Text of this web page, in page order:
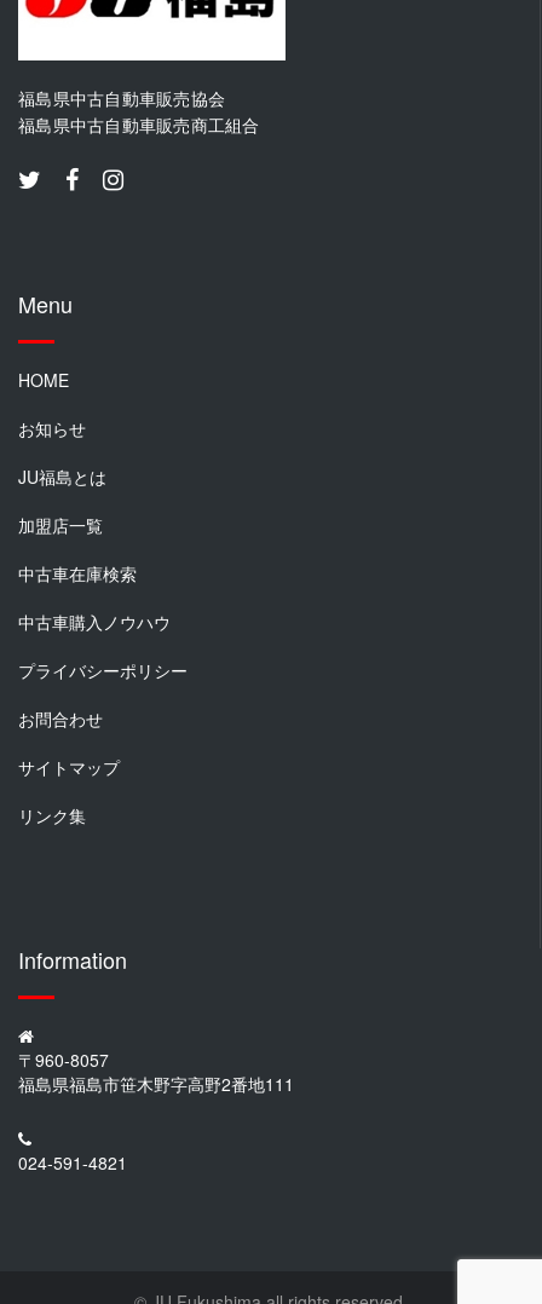
福島県中古自動車販売協会
福島県中古自動車販売商工組合
Menu
HOME
お知らせ
JU福島とは
加盟店一覧
中古車在庫検索
中古車購入ノウハウ
プライバシーポリシー
お問合わせ
サイトマップ
リンク集
Information
〒960-8057
福島県福島市笹木野字高野2番地111
024-591-4821